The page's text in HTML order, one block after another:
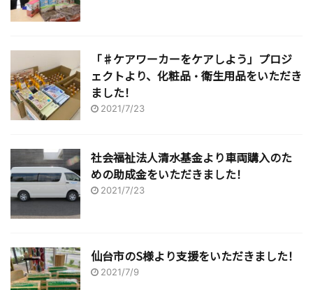
「♯ケアワーカーをケアしよう」プロジ
ェクトより、化粧品・衛生用品をいただき
ました！
2021/7/23
社会福祉法人清水基金より車両購入のた
めの助成金をいただきました！
2021/7/23
仙台市のS様より支援をいただきました！
2021/7/9